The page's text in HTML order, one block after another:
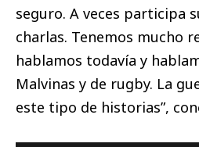
seguro. A veces participa
charlas. Tenemos mucho
hablamos todavía y
Malvinas y de rugby. La
este tipo de historias”,